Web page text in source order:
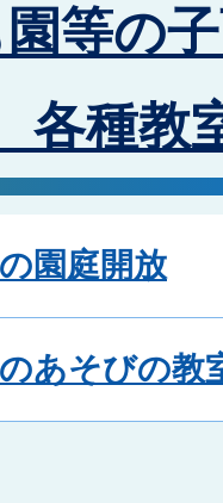
等の
各種教
園庭開放
あそびの教